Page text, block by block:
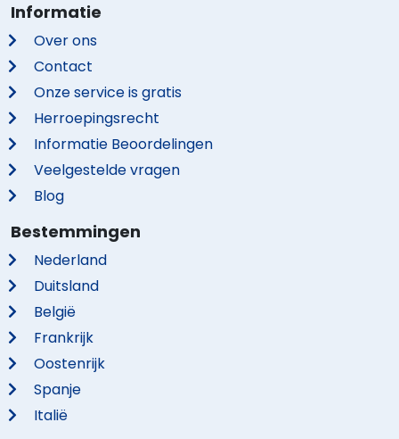
Informatie
Over ons
Contact
Onze service is gratis
Herroepingsrecht
Informatie Beoordelingen
Veelgestelde vragen
Blog
Bestemmingen
Nederland
Duitsland
België
Frankrijk
Oostenrijk
Spanje
Italië